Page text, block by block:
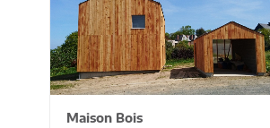
Maison Bois